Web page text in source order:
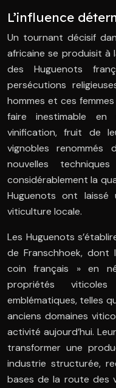
L’influence
Un tournant décisif
africaine se produisit à
des Huguenots
persécutions
hommes et ces
faire inestimable
vinification, fruit de
vignobles renommés
nouvelles
considérablement la
Huguenots ont laissé
viticulture locale.
Les Huguenots
de Franschhoek, dont
coin français » en
propriétés
emblématiques, telles
anciens domaines
activité aujourd’hui.
transformer une
industrie structurée,
bases de la route des